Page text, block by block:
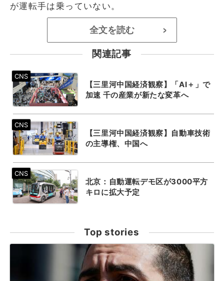
が運転手は乗っていない。
全文を読む >
関連記事
【三里河中国経済観察】「AI＋」で
加速 千の産業が新たな変革へ
【三里河中国経済観察】自動車技術
の主導権、中国へ
北京：自動運転デモ区が3000平方
キロに拡大予定
Top stories